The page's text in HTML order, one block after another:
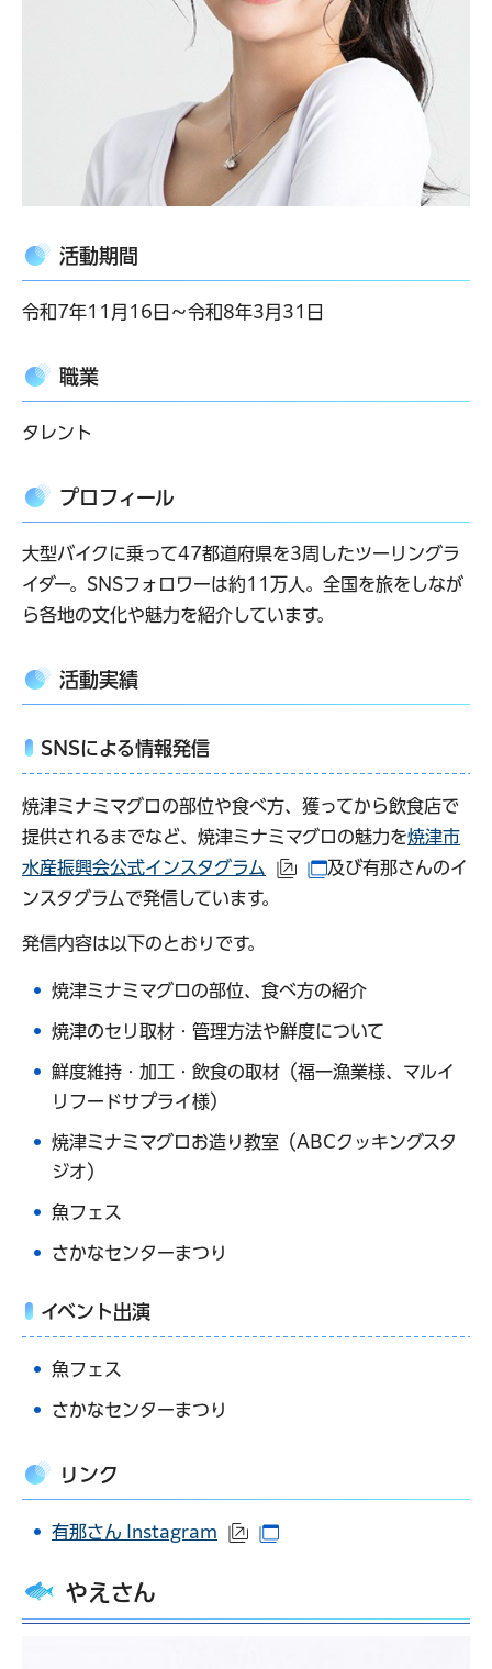
活動期間
令和7年11月16日～令和8年3月31日
職業
タレント
プロフィール
大型バイクに乗って47都道府県を3周したツーリングラ
イダー。SNSフォロワーは約11万人。全国を旅をしなが
ら各地の文化や魅力を紹介しています。
活動実績
SNSによる情報発信
焼津ミナミマグロの部位や食べ方、獲ってから飲食店で
提供されるまでなど、焼津ミナミマグロの魅力を焼津市
水産振興会公式インスタグラム
（外部サイトへリンク）
（別ウインドウで開
及び有那さんのイ
ンスタグラムで発信しています。
発信内容は以下のとおりです。
焼津ミナミマグロの部位、食べ方の紹介
焼津のセリ取材・管理方法や鮮度について
鮮度維持・加工・飲食の取材（福一漁業様、マルイ
リフードサプライ様）
焼津ミナミマグロお造り教室（ABCクッキングスタ
ジオ）
魚フェス
さかなセンターまつり
イベント出演
魚フェス
さかなセンターまつり
リンク
有那さん Instagram （外部サイトへリンク）
やえさん